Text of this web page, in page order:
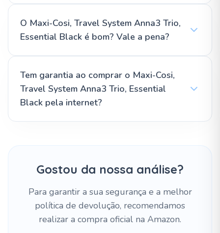
O Maxi-Cosi, Travel System Anna3 Trio,
Essential Black é bom? Vale a pena?
Tem garantia ao comprar o Maxi-Cosi,
Travel System Anna3 Trio, Essential
Black pela internet?
Gostou da nossa análise?
Para garantir a sua segurança e a melhor
política de devolução, recomendamos
realizar a compra oficial na Amazon.